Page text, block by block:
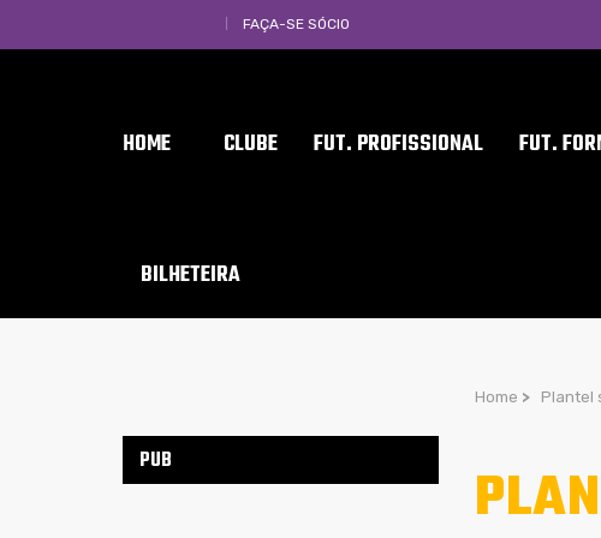
FAÇA-SE SÓCIO
HOME CLUBE FUT. PROFISSIONAL FUT.
BILHETEIRA
Home > Plantel
PUB